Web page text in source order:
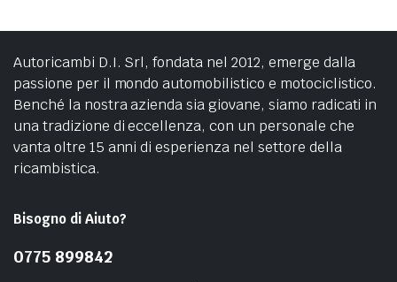
Autoricambi D.I. Srl, fondata nel 2012, emerge dalla
passione per il mondo automobilistico e motociclistico.
Benché la nostra azienda sia giovane, siamo radicati in
una tradizione di eccellenza, con un personale che
vanta oltre 15 anni di esperienza nel settore della
ricambistica.
Bisogno di Aiuto?
0775 899842